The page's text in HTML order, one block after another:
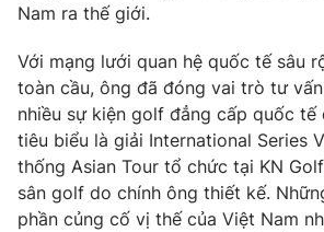
THỜI BÁO VTV
Nam ra thế giới.
Với mạng lưới quan hệ quốc tế sâu
toàn cầu, ông đã đóng vai trò tư
nhiều sự kiện golf đẳng cấp quốc tế
tiêu biểu là giải International Series
thống Asian Tour tổ chức tại KN
sân golf do chính ông thiết kế.
phần củng cố vị thế của Việt Nam